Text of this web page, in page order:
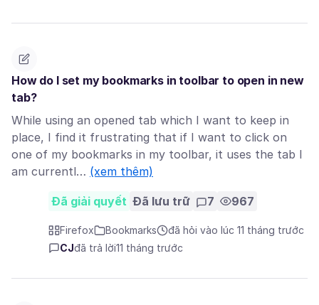
How do I set my bookmarks in toolbar to open in new
tab?
While using an opened tab which I want to keep in
place, I find it frustrating that if I want to click on
one of my bookmarks in my toolbar, it uses the tab I
am currentl… (xem thêm)
Đã giải quyết Đã lưu trữ 7 967
Firefox Bookmarks
đã hỏi vào lúc 11 tháng trước
CJđã trả lời11 tháng trước